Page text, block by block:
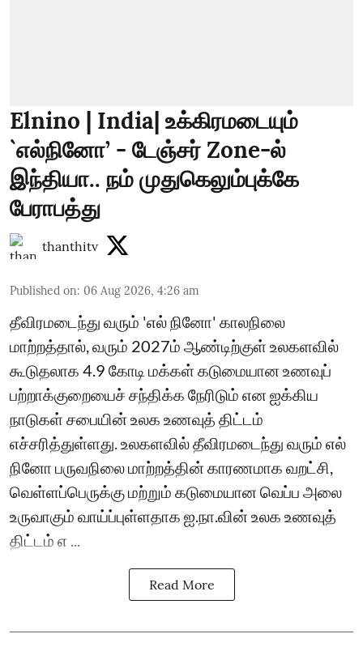
Elnino | India| உக்கிரமடையும்
`எல்நினோ’ - டேஞ்சர் Zone-ல்
இந்தியா.. நம் முதுகெலும்புக்கே
பேராபத்து
thanthitv
Published on: 06 Aug 2026, 4:26 am
தீவிரமடைந்து வரும் 'எல் நினோ' காலநிலை
மாற்றத்தால், வரும் 2027ம் ஆண்டிற்குள் உலகளவில்
கூடுதலாக 4.9 கோடி மக்கள் கடுமையான உணவுப்
பற்றாக்குறையைச் சந்திக்க நேரிடும் என ஐக்கிய
நாடுகள் சபையின் உலக உணவுத் திட்டம்
எச்சரித்துள்ளது. உலகளவில் தீவிரமடைந்து வரும் எல்
நினோ பருவநிலை மாற்றத்தின் காரணமாக வறட்சி,
வெள்ளப்பெருக்கு மற்றும் கடுமையான வெப்ப அலை
உருவாகும் வாய்ப்புள்ளதாக ஐ.நா.வின் உலக உணவுத்
திட்டம் எ ...
Read More